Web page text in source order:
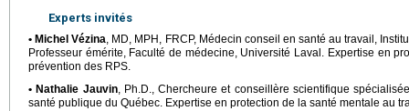
Experts invités
• Michel Vézina, MD, MPH, FRCP, Médecin conseil en santé au travail,
Professeur émérite, Faculté de médecine, Université Laval. Expertise en
prévention des RPS.
• Nathalie Jauvin, Ph.D., Chercheure et conseillère scientifique
santé publique du Québec. Expertise en protection de la santé mentale au